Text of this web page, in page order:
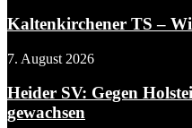
Kaltenkirchener TS –
7. August 2026
Heider SV: Gegen
gewachsen